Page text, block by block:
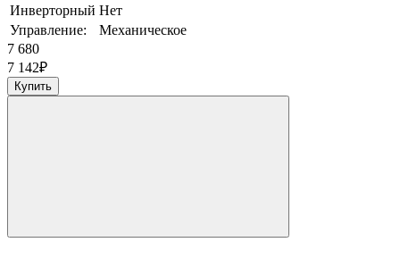
Инверторный Нет
Управление:
Механическое
7 680
7 142₽
Купить